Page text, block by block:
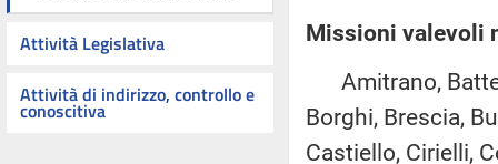
Attività Legislativa
Attività di indirizzo, controllo e
conoscitiva
Missioni valevoli
Amitrano,
Borghi, Brescia,
Castiello, Cirielli,